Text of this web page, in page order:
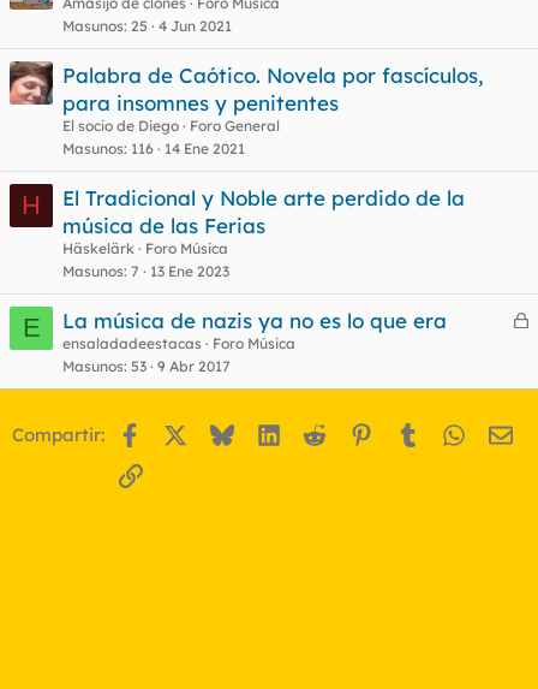
Masunos 25 4 Jun 2021
Palabra de Caótico. Novela por fascículos,
para insomnes y penitentes
El socio de Diego
Foro General
Masunos 116 14 Ene 2021
H
El Tradicional y Noble arte perdido de la
música de las Ferias
Häskelärk
Foro Música
Masunos 7 13 Ene 2023
E
C
r
La música de nazis ya no es lo que era
ensaladadeestacas
Foro Música
Masunos 53 9 Abr 2017
Compartir: Facebook BlueskyLinkedIn
Reddit Pinterest
Tumblr
Enlace